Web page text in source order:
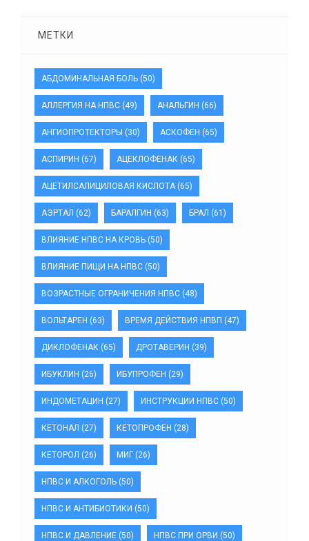
МЕТКИ
АБДОМИНАЛЬНАЯ БОЛЬ (50)
АЛЛЕРГИЯ НА НПВС (49) АНАЛЬГИН (66)
АНГИОПРОТЕКТОРЫ (30) АСКОФЕН (65)
АСПИРИН (67) АЦЕКЛОФЕНАК (65)
АЦЕТИЛСАЛИЦИЛОВАЯ КИСЛОТА(65)
АЭРТАЛ (62) БАРАЛГИН (63) БРАЛ (61)
ВЛИЯНИЕ НПВС НА КРОВЬ (50)
ВЛИЯНИЕ ПИЩИ НА НПВС (50)
ВОЗРАСТНЫЕ ОГРАНИЧЕНИЯ НПВС (48)
ВОЛЬТАРЕН (63) ВРЕМЯ ДЕЙСТВИЯ НПВП (47)
ДИКЛОФЕНАК (65) ДРОТАВЕРИН (39)
ИБУКЛИН (26) ИБУПРОФЕН (29)
ИНДОМЕТАЦИН (27) ИНСТРУКЦИИ НПВС (50)
КЕТОНАЛ (27) КЕТОПРОФЕН (28)
КЕТОРОЛ (26) МИГ (26)
НПВС И АЛКОГОЛЬ (50)
НПВС И АНТИБИОТИКИ (50)
НПВС И ДАВЛЕНИЕ (50) НПВС ПРИ ОРВИ (50)